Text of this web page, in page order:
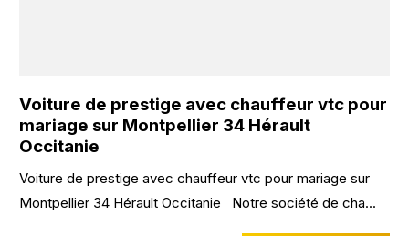
Voiture de prestige avec chauffeur vtc pour
mariage sur Montpellier 34 Hérault
Occitanie
Voiture de prestige avec chauffeur vtc pour mariage sur
Montpellier 34 Hérault Occitanie Notre société de cha...